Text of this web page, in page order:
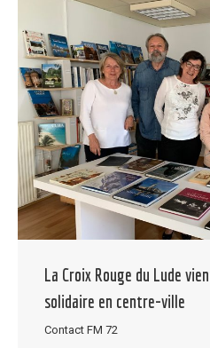
La Croix Rouge du Lude
solidaire en centre-ville
Contact FM 72